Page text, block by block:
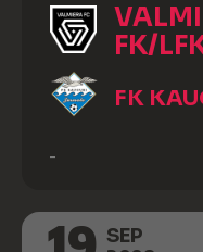
FK/
FK
-
SEP